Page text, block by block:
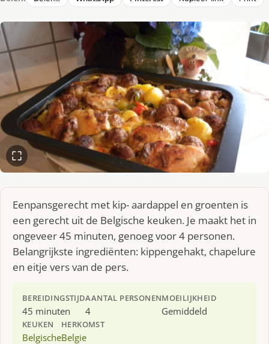
Eenpansgerecht met kip- aardappel en groenten is
een gerecht uit de Belgische keuken. Je maakt het in
ongeveer 45 minuten, genoeg voor 4 personen.
Belangrijkste ingrediënten: kippengehakt, chapelure
en eitje vers van de pers.
BEREIDINGSTIJD
45 minuten
AANTAL PERSONEN
4
MOEILIJKHEID
Gemiddeld
KEUKEN
Belgische
HERKOMST
Belgie